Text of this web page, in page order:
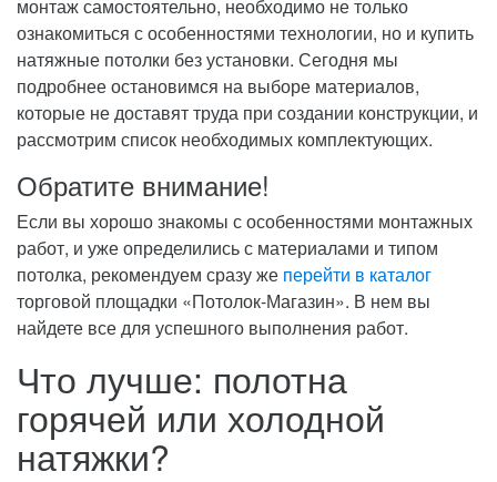
монтаж самостоятельно, необходимо не только
ознакомиться с особенностями технологии, но и купить
натяжные потолки без установки. Сегодня мы
подробнее остановимся на выборе материалов,
которые не доставят труда при создании конструкции, и
рассмотрим список необходимых комплектующих.
Обратите внимание!
Если вы хорошо знакомы с особенностями монтажных
работ, и уже определились с материалами и типом
потолка, рекомендуем сразу же перейти в каталог
торговой площадки «Потолок-Магазин». В нем вы
найдете все для успешного выполнения работ.
Что лучше: полотна
горячей или холодной
натяжки?